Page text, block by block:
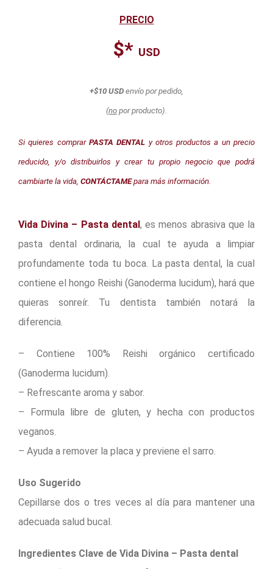
PRECIO
$* USD
+$10 USD envío por pedido,
(no por producto).
Si quieres comprar PASTA DENTAL y otros productos a un precio
reducido, y/o distribuirlos y crear tu propio negocio que podrá
cambiarte la vida, CONTÁCTAMEpara más información.
Vida Divina – Pasta dental , es menos abrasiva que la
pasta dental ordinaria, la cual te ayuda a limpiar
profundamente toda tu boca. La pasta dental, la cual
contiene el hongo Reishi (Ganoderma lucidum), hará que
quieras sonreír. Tu dentista también notará la
diferencia.
– Contiene 100% Reishi orgánico certificado
(Ganoderma lucidum).
– Refrescante aroma y sabor.
– Formula libre de gluten, y hecha con productos
veganos.
– Ayuda a remover la placa y previene el sarro.
Uso Sugerido
Cepillarse dos o tres veces al día para mantener una
adecuada salud bucal.
Ingredientes Clave de Vida Divina – Pasta dental